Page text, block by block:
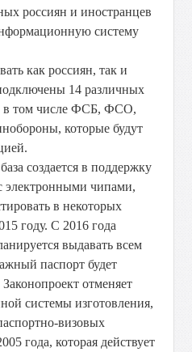
россиян и иностранцев
систему
как россиян, так и
14 различных
в том числе ФСБ, ФСО,
которые будут
создается в поддержку
электронными чипами,
в некоторых
году. С 2016 года
выдавать всем
паспорт будет
отменяет
системы изготовления,
визовых
года, которая действует